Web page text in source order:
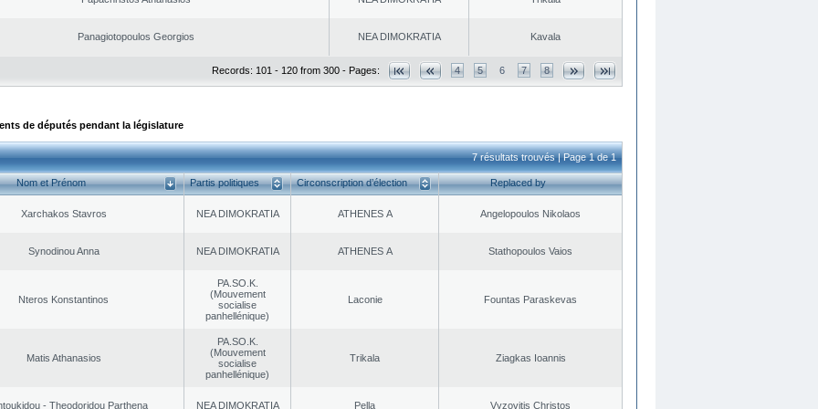
Panagiotopoulos Georgios NEA DΙMOKRATIA Kavala
Records: 101 - 120 from 300 - Pages: 4 5 6 7 8
de députés pendant la législature
7 résultats trouvés | Page 1 de 1
Nom et Prénom Partis politiques Circonscription d’élection Replaced by
Xarchakos Stavros NEA DΙMOKRATIA ATHENES Α Angelopoulos Nikolaos
Synodinou Anna NEA DΙMOKRATIA ATHENES Α Stathopoulos Vaios
Nteros Konstantinos
PA.SO.K.
(Mouvement
socialise
panhellénique)
Laconie Fountas Paraskevas
Matis Athanasios
PA.SO.K.
(Mouvement
socialise
panhellénique)
Trikala Ziagkas Ioannis
- Theodoridou Parthena NEA DΙMOKRATIA Pella Vyzovitis Christos